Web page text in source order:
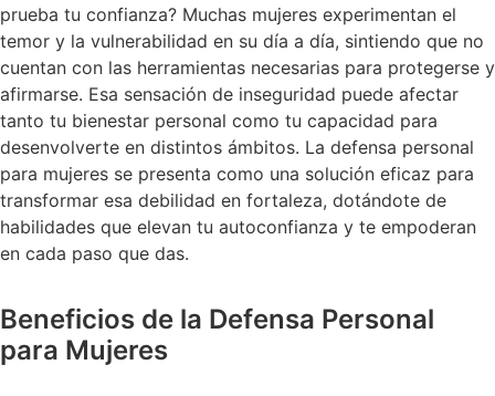
prueba tu confianza? Muchas mujeres experimentan el
temor y la vulnerabilidad en su día a día, sintiendo que no
cuentan con las herramientas necesarias para protegerse y
afirmarse. Esa sensación de inseguridad puede afectar
tanto tu bienestar personal como tu capacidad para
desenvolverte en distintos ámbitos. La defensa personal
para mujeres se presenta como una solución eficaz para
transformar esa debilidad en fortaleza, dotándote de
habilidades que elevan tu autoconfianza y te empoderan
en cada paso que das.
Beneficios de la Defensa Personal
para Mujeres